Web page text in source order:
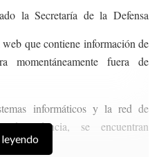
la Secretaría de la Defensa
que contiene información de
momentáneamente fuera de
informáticos y la red de
se encuentran